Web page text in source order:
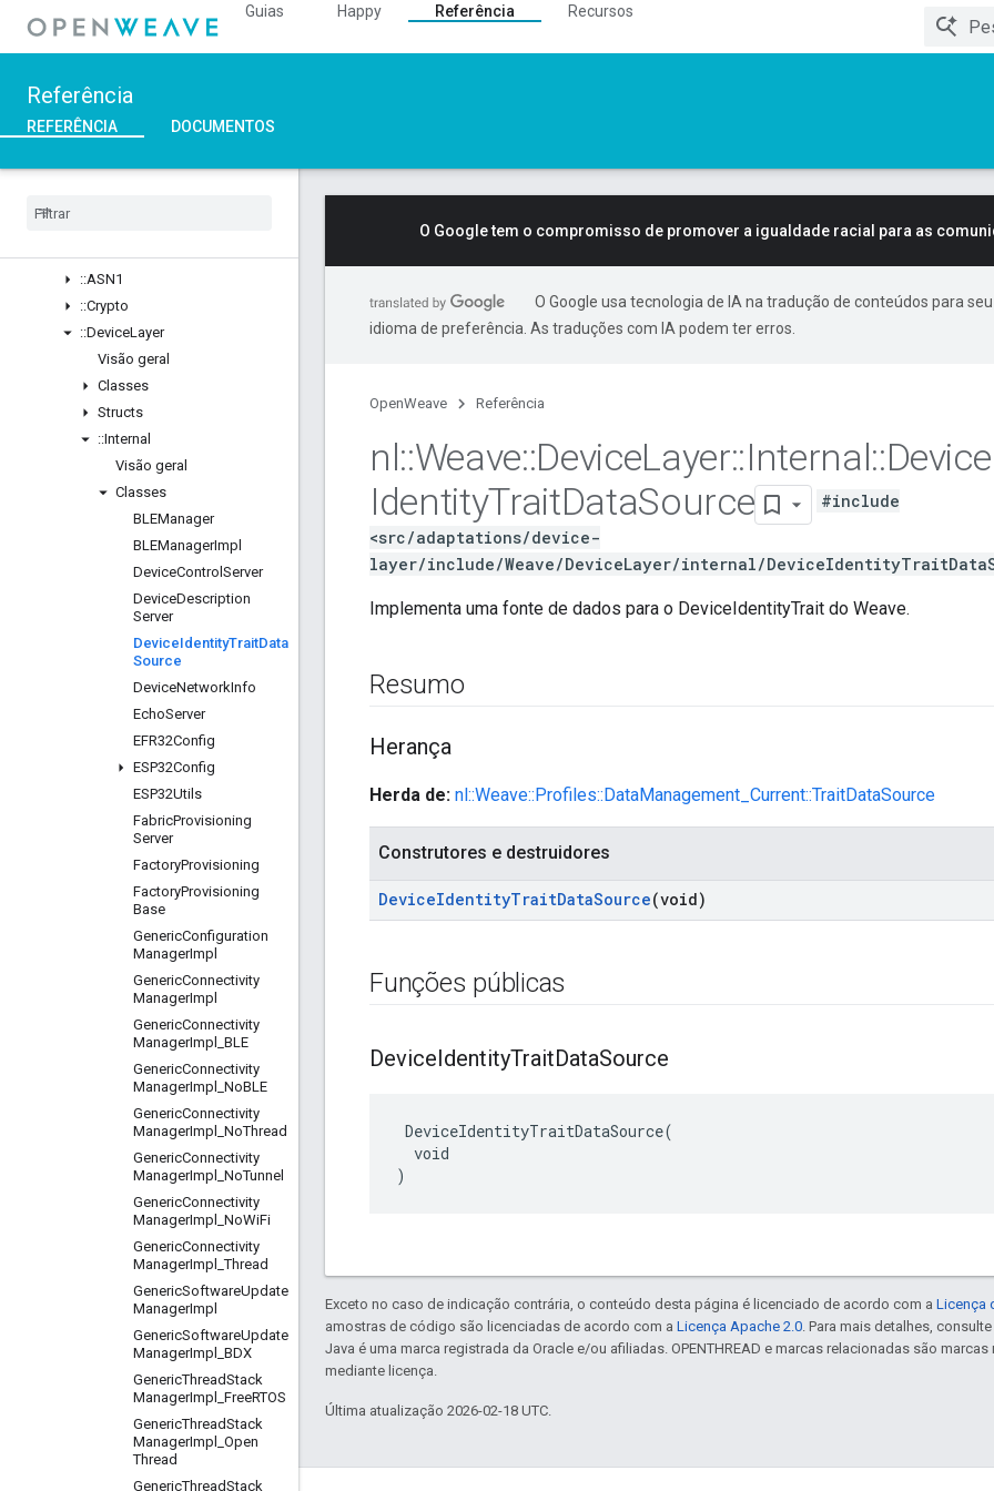
Guias Happy Referência
Recursos
Referência
REFERÊNCIA DOCUMENTOS
Structs
::Ble
::Inet
Visão geral
::ASN1
::Crypto
::DeviceLayer
Visão geral
Classes
Structs
::Internal
Visão geral
Classes
BLEManager
BLEManagerImpl
DeviceControl Server
DeviceDescription
Server
DeviceIdentityTraitData
Source
DeviceNetworkInfo
EchoServer
EFR32Config
ESP32Config
ESP32Utils
FabricProvisioning
Server
FactoryProvisioning
FactoryProvisioning
Base
GenericConfiguration
ManagerImpl
GenericConnectivity
ManagerImpl
GenericConnectivity
ManagerImpl
BLE
GenericConnectivity
ManagerImpl NoBLE
GenericConnectivity
ManagerImpl NoThread
GenericConnectivity
ManagerImpl NoTunnel
GenericConnectivity
ManagerImpl NoWiFi
GenericConnectivity
ManagerImpl _Thread
GenericSoftwareUpdate
ManagerImpl
GenericSoftwareUpdate
ManagerImpl
BDX
GenericThreadStack
ManagerImpl FreeRTOS
GenericThreadStack
ManagerImpl
Open
Thread
GenericThreadStack
O Google tem o compromisso de promover a igualdade racial para as
O Google usa tecnologia de IA na tradução de conteúdos para seu
idioma de preferência. As traduções com IA podem ter erros.
OpenWeave Referência
nl::Weave::DeviceLayer::Internal::Device
IdentityTraitDataSource
#include
<src/adaptations/device-
layer/include/Weave/DeviceLayer/internal/
Implementa uma fonte de dados para o DeviceIdentityTrait do Weave.
Resumo
Herança
Herda de: nl::Weave::Profiles::DataManagement_Current::TraitDataSource
Construtores e destruidores
DeviceIdentityTraitDataSource(void)
Funções públicas
DeviceIdentityTraitDataSource
DeviceIdentityTraitDataSource(
  void
)
Exceto no caso de indicação contrária, o conteúdo desta página é licenciado de acordo com a Licença
amostras de código são licenciadas de acordo com a Licença Apache 2.0. Para mais detalhes,
Java é uma marca registrada da Oracle e/ou afiliadas. OPENTHREAD e marcas relacionadas são
mediante licença.
Última atualização 2026-02-18 UTC.